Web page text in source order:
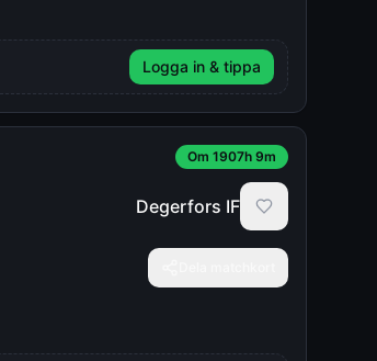
Logga in & tippa
Om 1907h 9m
Degerfors IF